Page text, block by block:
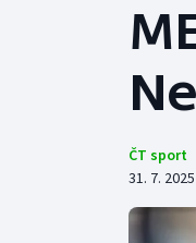
Tenis
Atletika
ČT sport
31. 7. 2025